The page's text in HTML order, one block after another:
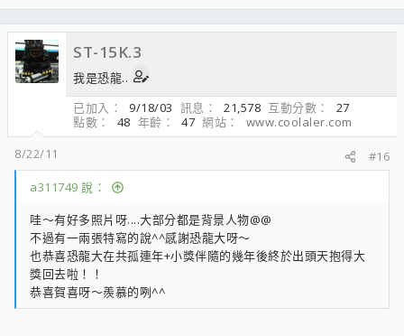
ST-15K.3
我是恐龍..
已加入
9/18/03 訊息 21,578 互動分數
27
點數
48 年齡 47 網站
www.coolaler.com
8/22/11
#16
a311749 說：
哇～有好多照片呀....大部分都是背景人物@@
不過有一兩張特寫的說^^感謝恐龍大呀～
也恭喜恐龍大在共孤連年+小獎伴隨的幾年後終於出頭天抱得大
獎回去啦！！
恭喜賀喜呀～羨慕的咧^^